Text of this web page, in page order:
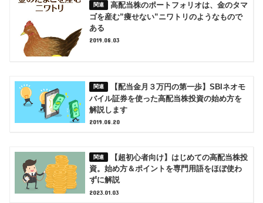
高配当株のポートフォリオは、金のタマ
ゴを産む”痩せない”ニワトリのようなもので
ある
2019.08.03
【配当金月３万円の第一歩】SBIネオモ
バイル証券を使った高配当株投資の始め方を
解説します
2019.08.20
【超初心者向け】はじめての高配当株投
資。始め方＆ポイントを専門用語をほぼ使わ
ずに解説
2023.01.03